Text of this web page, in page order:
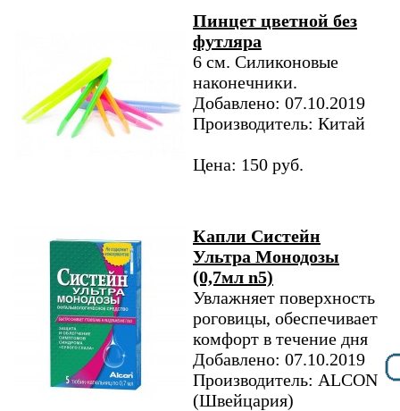
Пинцет цветной без
футляра
6 см. Cиликоновые
наконечники.
Добавлено: 07.10.2019
Производитель: Китай
Цена: 150 руб.
Капли Систейн
Ультра Монодозы
(0,7мл n5)
Увлажняет поверхность
роговицы, обеспечивает
комфорт в течение дня
Добавлено: 07.10.2019
Производитель: ALCON
(Швейцария)